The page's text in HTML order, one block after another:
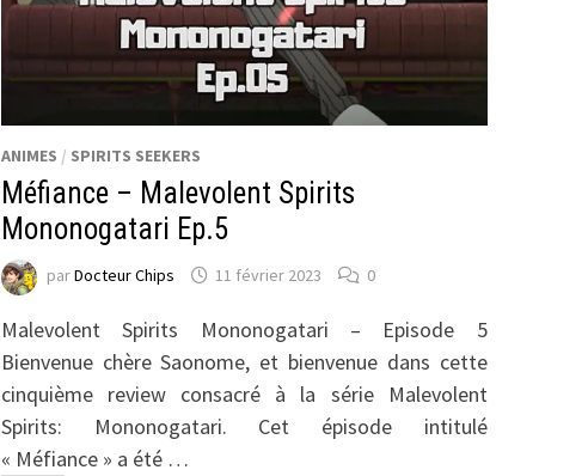
ANIMES / SPIRITS SEEKERS
Méfiance – Malevolent Spirits
Mononogatari Ep.5
parDocteur Chips 11 février 2023 0
Malevolent Spirits Mononogatari – Episode 5
Bienvenue chère Saonome, et bienvenue dans cette
cinquième review consacré à la série Malevolent
Spirits: Mononogatari. Cet épisode intitulé
« Méfiance » a été …